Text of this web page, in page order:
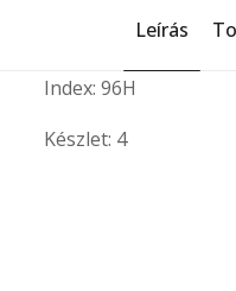
Leírás
Index: 96H
Készlet: 4